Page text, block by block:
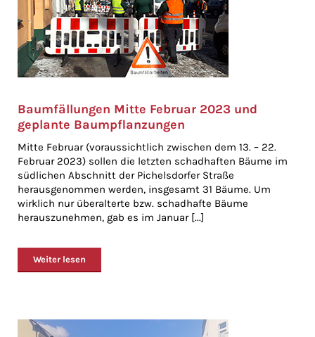
Baumfällungen Mitte Februar 2023 und
geplante Baumpflanzungen
Mitte Februar (voraussichtlich zwischen dem 13. – 22.
Februar 2023) sollen die letzten schadhaften Bäume im
südlichen Abschnitt der Pichelsdorfer Straße
herausgenommen werden, insgesamt 31 Bäume. Um
wirklich nur überalterte bzw. schadhafte Bäume
herauszunehmen, gab es im Januar [...]
Weiter lesen